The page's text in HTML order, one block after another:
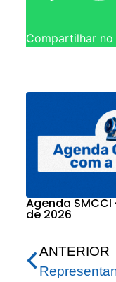
Compartilhar no
Agenda
de 2026
ANTERIOR